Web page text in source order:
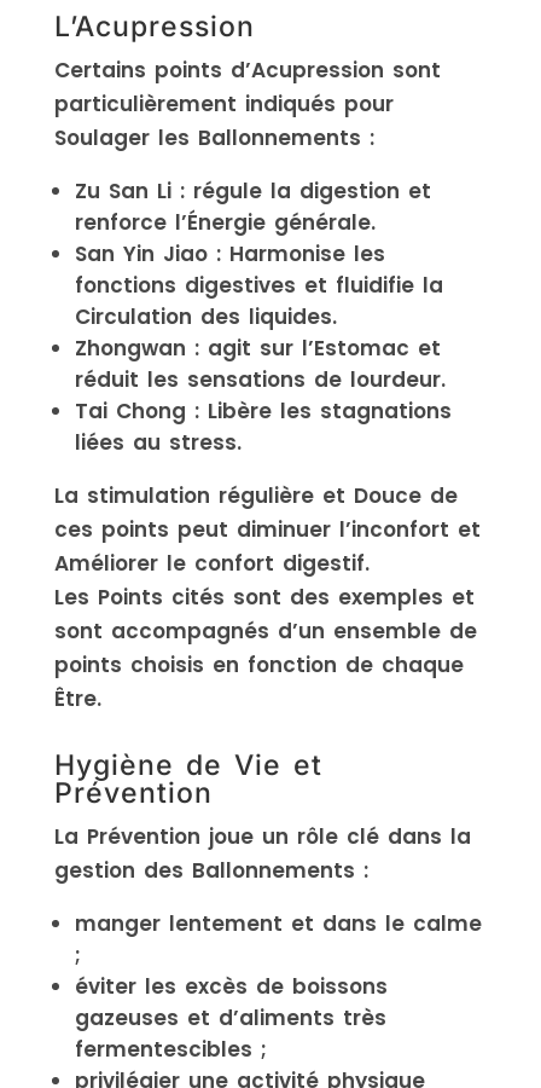
L’Acupression
Certains points d’Acupression sont
particulièrement indiqués pour
Soulager les Ballonnements :
Zu San Li : régule la digestion et
renforce l’Énergie générale.
San Yin Jiao : Harmonise les
fonctions digestives et fluidifie la
Circulation des liquides.
Zhongwan : agit sur l’Estomac et
réduit les sensations de lourdeur.
Tai Chong : Libère les stagnations
liées au stress.
La stimulation régulière et Douce de
ces points peut diminuer l’inconfort et
Améliorer le confort digestif.
Les Points cités sont des exemples et
sont accompagnés d’un ensemble de
points choisis en fonction de chaque
Être.
Hygiène de Vie et
Prévention
La Prévention joue un rôle clé dans la
gestion des Ballonnements :
manger lentement et dans le calme
;
éviter les excès de boissons
gazeuses et d’aliments très
fermentescibles ;
privilégier une activité physique